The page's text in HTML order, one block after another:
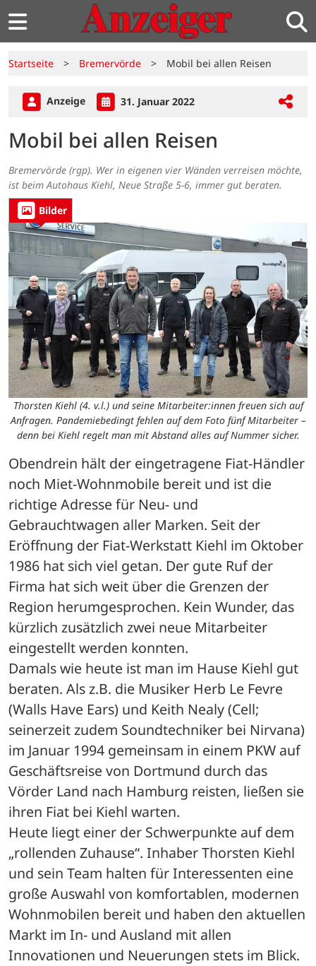
Startseite > Bremervörde > Mobil bei allen Reisen
Anzeige 31. Januar 2022
Mobil bei allen Reisen
Bremervörde (rgp). Wer in eigenen vier Wänden verreisen möchte,
ist beim Autohaus Kiehl, Neue Straße 5-6, immer gut beraten.
Bilder
Thorsten Kiehl (4. v.l.) und seine Mitarbeiter:innen freuen sich auf
Anfragen. Pandemiebedingt fehlen auf dem Foto fünf Mitarbeiter –
denn bei Kiehl regelt man mit Abstand alles auf Nummer sicher.
Obendrein hält der eingetragene Fiat-Händler
noch Miet-Wohnmobile bereit und ist die
richtige Adresse für Neu- und
Gebrauchtwagen aller Marken. Seit der
Eröffnung der Fiat-Werkstatt Kiehl im Oktober
1986 hat sich viel getan. Der gute Ruf der
Firma hat sich weit über die Grenzen der
Region herumgesprochen. Kein Wunder, das
kürzlich zusätzlich zwei neue Mitarbeiter
eingestellt werden konnten.
Damals wie heute ist man im Hause Kiehl gut
beraten. Als z.B. die Musiker Herb Le Fevre
(Walls Have Ears) und Keith Nealy (Cell;
seinerzeit zudem Soundtechniker bei Nirvana)
im Januar 1994 gemeinsam in einem PKW auf
Geschäftsreise von Dortmund durch das
Vörder Land nach Hamburg reisten, ließen sie
ihren Fiat bei Kiehl warten.
Heute liegt einer der Schwerpunkte auf dem
„rollenden Zuhause“. Inhaber Thorsten Kiehl
und sein Team halten für Interessenten eine
große Auswahl von komfortablen, modernen
Wohnmobilen bereit und haben den aktuellen
Markt im In- und Ausland mit allen
Innovationen und Neuerungen stets im Blick.